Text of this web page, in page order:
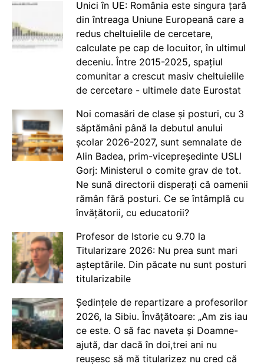
Unici în UE: România este singura țară
din întreaga Uniune Europeană care a
redus cheltuielile de cercetare,
calculate pe cap de locuitor, în ultimul
deceniu. Între 2015-2025, spațiul
comunitar a crescut masiv cheltuielile
de cercetare - ultimele date Eurostat
Noi comasări de clase și posturi, cu 3
săptămâni până la debutul anului
școlar 2026-2027, sunt semnalate de
Alin Badea, prim-vicepreședinte USLI
Gorj: Ministerul o comite grav de tot.
Ne sună directorii disperați că oamenii
rămân fără posturi. Ce se întâmplă cu
învățătorii, cu educatorii?
Profesor de Istorie cu 9.70 la
Titularizare 2026: Nu prea sunt mari
așteptările. Din păcate nu sunt posturi
titularizabile
Ședințele de repartizare a profesorilor
2026, la Sibiu. Învățătoare: „Am zis iau
ce este. O să fac naveta și Doamne-
ajută, dar dacă în doi,trei ani nu
reușesc să mă titularizez nu cred că